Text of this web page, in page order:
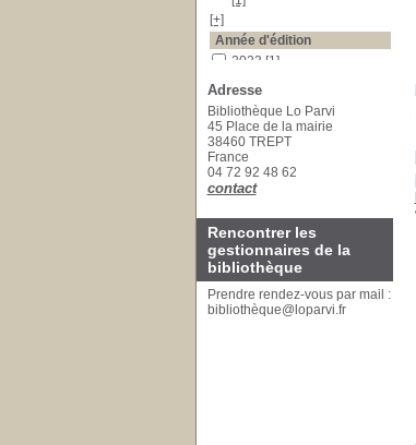
[+]
Année d'édition
2023 [1]
Auteurs
Luglia[1]
Descola
[1]
Adresse
Bibliothèque Lo Parvi
45 Place de la mairie
38460 TREPT
France
04 72 92 48 62
contact
Rencontrer les
gestionnaires de la
bibliothèque
Prendre rendez-vous par mail :
bibliothèque@loparvi.fr